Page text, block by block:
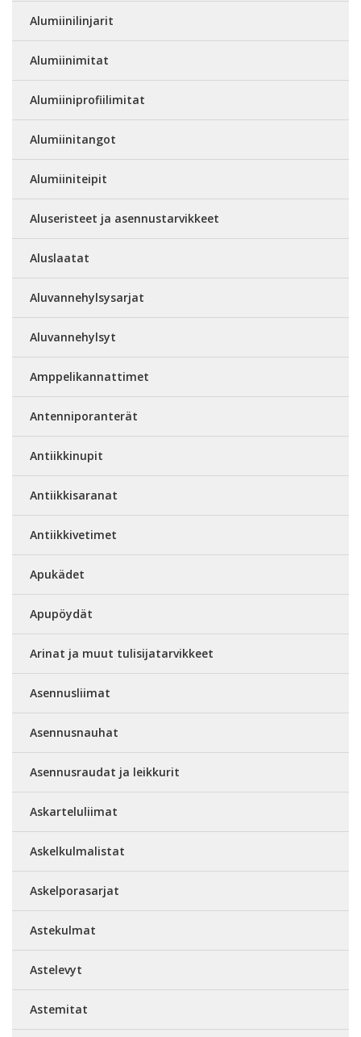
Alumiinilinjarit
Alumiinimitat
Alumiiniprofiilimitat
Alumiinitangot
Alumiiniteipit
Aluseristeet ja asennustarvikkeet
Aluslaatat
Aluvannehylsysarjat
Aluvannehylsyt
Amppelikannattimet
Antenniporanterät
Antiikkinupit
Antiikkisaranat
Antiikkivetimet
Apukädet
Apupöydät
Arinat ja muut tulisijatarvikkeet
Asennusliimat
Asennusnauhat
Asennusraudat ja leikkurit
Askarteluliimat
Askelkulmalistat
Askelporasarjat
Astekulmat
Astelevyt
Astemitat